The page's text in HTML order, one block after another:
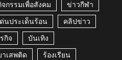
จกรรมเพื่อสังคม ข่าวกีฬา
นประเด็นร้อน คลิปข่าว
กิจ บันเทิง
าเสพติด ร้องเรียน